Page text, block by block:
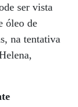
ser vista
óleo de
na tentativa